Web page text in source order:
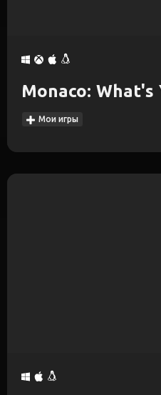
Monaco: What's
Мои игры